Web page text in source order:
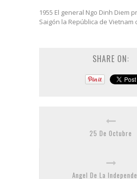
1955 El general Ngo Dinh Diem
Saigón la República de Vietnam
SHARE ON:
25 De Octubre
Angel De La